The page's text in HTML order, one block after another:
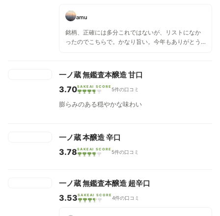
amu
銘柄、正確には多分これではないが、リストになか
ったのでこちらで。かなり旨い。今年もありがとう
いします。
一ノ蔵 無鑑査本醸造 甘口
3.70SAKEAI SCORE 5件の口コミ
膨らみのある穏やかな味わい
一ノ蔵 本醸造 辛口
3.78SAKEAI SCORE 5件の口コミ
一ノ蔵 無鑑査本醸造 超辛口
3.53SAKEAI SCORE 4件の口コミ